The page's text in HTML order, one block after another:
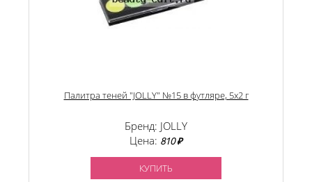
Палитра теней "JOLLY" №15 в футляре, 5х2 г
Бренд: JOLLY
Цена: 810 ₽
КУПИТЬ